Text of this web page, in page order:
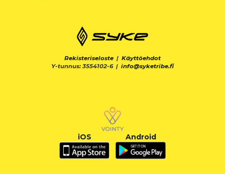
Rekisteriseloste | Käyttöehdot
Y-tunnus: 3554102-6 | info@syketribe.fi
iOS Android